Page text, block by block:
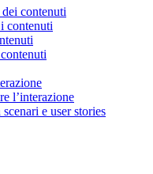
contenuti
contenuti
l’interazione
e user stories